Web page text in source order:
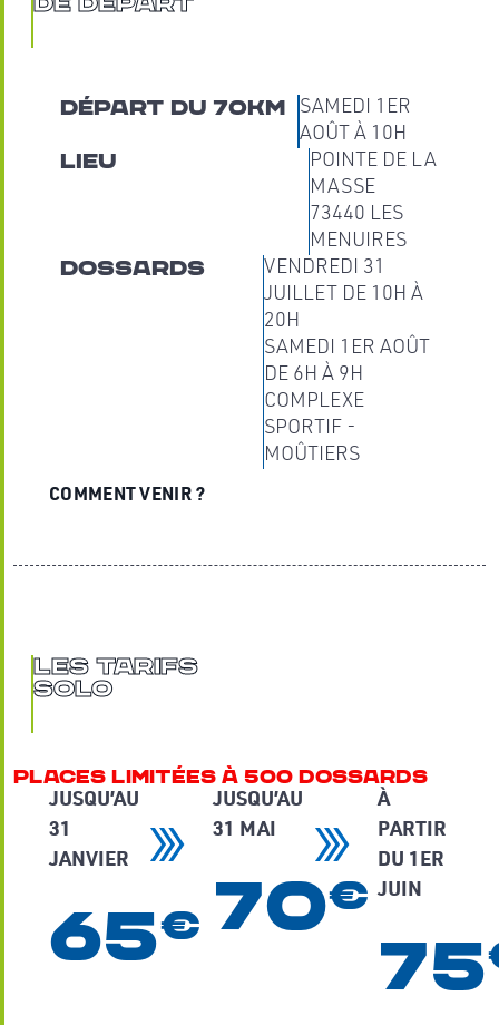
Départ du 70km
SAMEDI 1ER
AOÛT À 10H
Lieu
POINTE DE LA
MASSE
73440 LES
MENUIRES
Dossards
VENDREDI 31
JUILLET DE 10H À
20H
SAMEDI 1ER AOÛT
DE 6H À 9H
COMPLEXE
SPORTIF -
MOÛTIERS
COMMENT VENIR ?
les Tarifs
solo
places limitées à 500 dossards
JUSQU’AU
31
JANVIER
65€
JUSQU’AU
31 MAI
70€
À
PARTIR
DU 1ER
JUIN
75